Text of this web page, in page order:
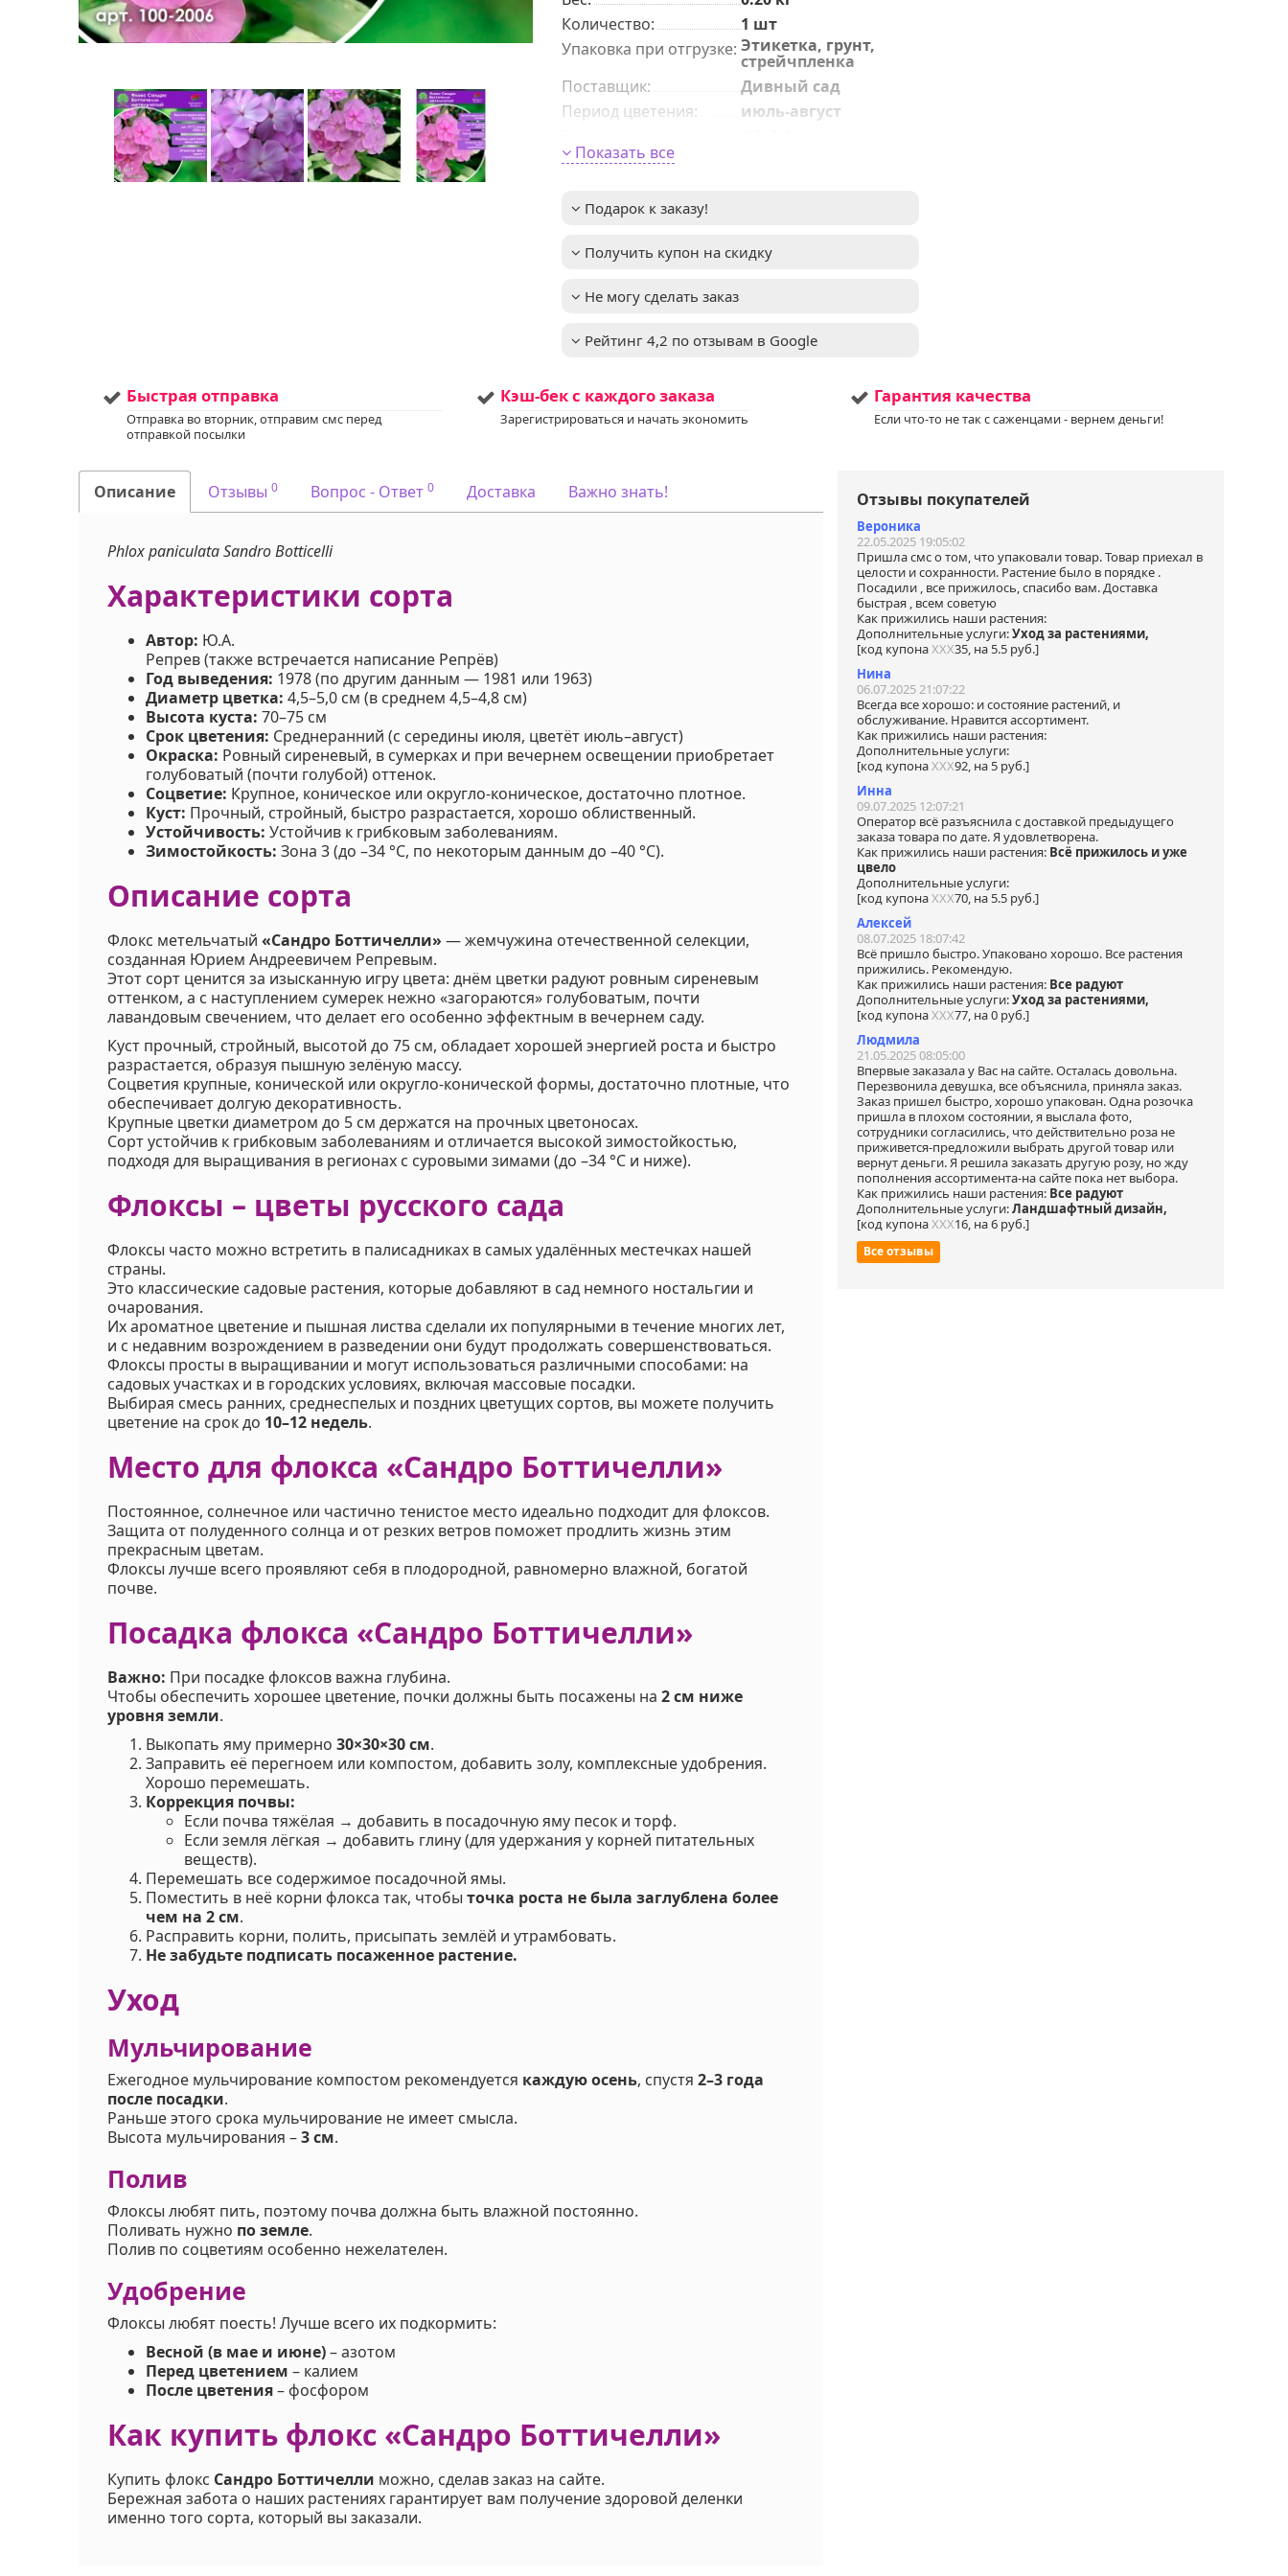
Количeствo:
1 шт
Упаковка при отгрузке: Этикетка, грунт,
стрейчпленка
Поставщик:
Дивный сад
Период цветения:
июль-август
Высота взрослого
Зимостойкость:
Услуга
услуги по уходу за
пожалуйста,
свяжитесь с нами
дополнительной
информации.
Напишите нам в
Показать все
Подарок к заказу!
Получить купон на скидку
Не могу сделать заказ
Рейтинг 4,2 по отзывам в Google
Быстрая отправка
Отправка во вторник, отправим смс перед
отправкой посылки
Кэш-бек с каждого заказа
Зарегистрироваться и начать экономить
Гарантия качества
Если что-то не так с саженцами - вернем деньги!
Описание Отзывы0 Вопрос - Ответ0 Доставка Важно знать!
Phlox paniculata Sandro Botticelli
Характеристики сорта
Автор: Ю.А.
Репрев (также встречается написание Репрёв)
Год выведения: 1978 (по другим данным — 1981 или 1963)
Диаметр цветка: 4,5–5,0 см (в среднем 4,5–4,8 см)
Высота куста: 70–75 см
Срок цветения: Среднеранний (с середины июля, цветёт июль–август)
Окраска: Ровный сиреневый, в сумерках и при вечернем освещении приобретает
голубоватый (почти голубой) оттенок.
Соцветие: Крупное, коническое или округло-коническое, достаточно плотное.
Куст: Прочный, стройный, быстро разрастается, хорошо облиственный.
Устойчивость: Устойчив к грибковым заболеваниям.
Зимостойкость: Зона 3 (до –34 °C, по некоторым данным до –40 °C).
Описание сорта
Флокс метельчатый«Сандро Боттичелли» — жемчужина отечественной селекции,
созданная Юрием Андреевичем Репревым.
Этот сорт ценится за изысканную игру цвета: днём цветки радуют ровным сиреневым
оттенком, а с наступлением сумерек нежно «загораются» голубоватым, почти
лавандовым свечением, что делает его особенно эффектным в вечернем саду.
Куст прочный, стройный, высотой до 75 см, обладает хорошей энергией роста и быстро
разрастается, образуя пышную зелёную массу.
Соцветия крупные, конической или округло-конической формы, достаточно плотные, что
обеспечивает долгую декоративность.
Крупные цветки диаметром до 5 см держатся на прочных цветоносах.
Сорт устойчив к грибковым заболеваниям и отличается высокой зимостойкостью,
подходя для выращивания в регионах с суровыми зимами (до –34 °C и ниже).
Флоксы – цветы русского сада
Флоксы часто можно встретить в палисадниках в самых удалённых местечках нашей
страны.
Это классические садовые растения, которые добавляют в сад немного ностальгии и
очарования.
Их ароматное цветение и пышная листва сделали их популярными в течение многих лет,
и с недавним возрождением в разведении они будут продолжать совершенствоваться.
Флоксы просты в выращивании и могут использоваться различными способами: на
садовых участках и в городских условиях, включая массовые посадки.
Выбирая смесь ранних, среднеспелых и поздних цветущих сортов, вы можете получить
цветение на срок до 10–12 недель.
Место для флокса «Сандро Боттичелли»
Постоянное, солнечное или частично тенистое место идеально подходит для флоксов.
Защита от полуденного солнца и от резких ветров поможет продлить жизнь этим
прекрасным цветам.
Флоксы лучше всего проявляют себя в плодородной, равномерно влажной, богатой
почве.
Посадка флокса «Сандро Боттичелли»
Важно: При посадке флоксов важна глубина.
Чтобы обеспечить хорошее цветение, почки должны быть посажены на2 см ниже
уровня земли.
Выкопать яму примерно30×30×30 см.
Заправить её перегноем или компостом, добавить золу, комплексные удобрения.
Хорошо перемешать.
Коррекция почвы:
Если почва тяжёлая → добавить в посадочную яму песок и торф.
Если земля лёгкая → добавить глину (для удержания у корней питательных
веществ).
Перемешать все содержимое посадочной ямы.
Поместить в неё корни флокса так, чтобыточка роста не была заглублена более
чем на 2 см.
Расправить корни, полить, присыпать землёй и утрамбовать.
Не забудьте подписать посаженное растение.
Уход
Мульчирование
Ежегодное мульчирование компостом рекомендуется каждую осень, спустя2–3 года
после посадки.
Раньше этого срока мульчирование не имеет смысла.
Высота мульчирования –3 см.
Полив
Флоксы любят пить, поэтому почва должна быть влажной постоянно.
Поливать нужно по земле.
Полив по соцветиям особенно нежелателен.
Удобрение
Флоксы любят поесть! Лучше всего их подкормить:
Весной (в мае и июне)– азотом
Перед цветением – калием
После цветения– фосфором
Как купить флокс «Сандро Боттичелли»
Купить флокс Сандро Боттичелли можно, сделав заказ на сайте.
Бережная забота о наших растениях гарантирует вам получение здоровой деленки
именно того сорта, который вы заказали.
Отзывы покупателей
Вероника
22.05.2025 19:05:02
Пришла смс о том, что упаковали товар. Товар приехал в
целости и сохранности. Растение было в порядке .
Посадили , все прижилось, спасибо вам. Доставка
быстрая , всем советую
Как прижились наши растения:
Дополнительные услуги:Уход за растениями,
[код купонаХХХ35, на 5.5 руб.]
Нина
06.07.2025 21:07:22
Всегда все хорошо: и состояние растений, и
обслуживание. Нравится ассортимент.
Как прижились наши растения:
Дополнительные услуги:
[код купонаХХХ92, на 5 руб.]
Инна
09.07.2025 12:07:21
Оператор всё разъяснила с доставкой предыдущего
заказа товара по дате. Я удовлетворена.
Как прижились наши растения: Всё прижилось и уже
цвело
Дополнительные услуги:
[код купонаХХХ70, на 5.5 руб.]
Алексей
08.07.2025 18:07:42
Всё пришло быстро. Упаковано хорошо. Все растения
прижились. Рекомендую.
Как прижились наши растения: Все радуют
Дополнительные услуги:Уход за растениями,
[код купонаХХХ77, на 0 руб.]
Людмила
21.05.2025 08:05:00
Впервые заказала у Вас на сайте. Осталась довольна.
Перезвонила девушка, все объяснила, приняла заказ.
Заказ пришел быстро, хорошо упакован. Одна розочка
пришла в плохом состоянии, я выслала фото,
сотрудники согласились, что действительно роза не
приживется-предложили выбрать другой товар или
вернут деньги. Я решила заказать другую розу, но жду
пополнения ассортимента-на сайте пока нет выбора.
Как прижились наши растения: Все радуют
Дополнительные услуги:Ландшафтный дизайн,
[код купонаХХХ16, на 6 руб.]
Все отзывы